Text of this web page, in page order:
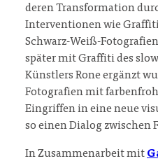
deren Transformation
Interventionen wie
Schwarz-Weiß-
später mit Graffiti des
Künstlers Rone ergänzt
Fotografien mit
Eingriffen in eine neue
so einen Dialog zwischen
In Zusammenarbeit mit